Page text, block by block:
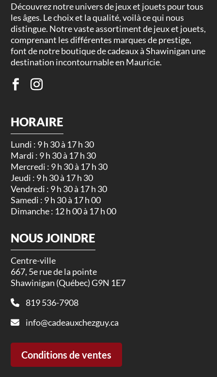
Découvrez notre univers de jeux et jouets pour tous
les âges. Le choix et la qualité, voilà ce qui nous
distingue. Notre vaste assortiment de jeux et jouets,
comprenant les différentes marques de prestige,
font de notre boutique de cadeaux à Shawinigan une
destination incontournable en Mauricie.
HORAIRE
Lundi : 9 h 30 à 17 h 30
Mardi : 9 h 30 à 17 h 30
Mercredi : 9 h 30 à 17 h 30
Jeudi : 9 h 30 à 17 h 30
Vendredi : 9 h 30 à 17 h 30
Samedi : 9 h 30 à 17 h 00
Dimanche : 12 h 00 à 17 h 00
NOUS JOINDRE
Centre-ville
667, 5e rue de la pointe
Shawinigan (Québec) G9N 1E7
819 536-7908
info@cadeauxchezguy.ca
Conditions de ventes